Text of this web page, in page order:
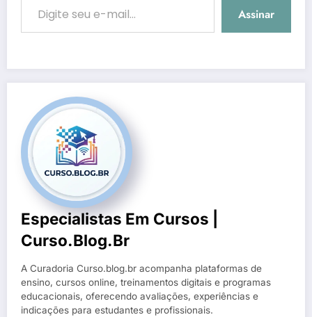
Assinar
Especialistas Em Cursos |
Curso.blog.br
A Curadoria Curso.blog.br acompanha plataformas de
ensino, cursos online, treinamentos digitais e programas
educacionais, oferecendo avaliações, experiências e
indicações para estudantes e profissionais.